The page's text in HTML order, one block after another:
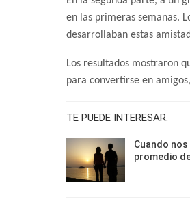
en las primeras semanas.
desarrollaban estas
Los resultados mostraron
para convertirse en
TE PUEDE INTERESAR:
Cuando
promedio